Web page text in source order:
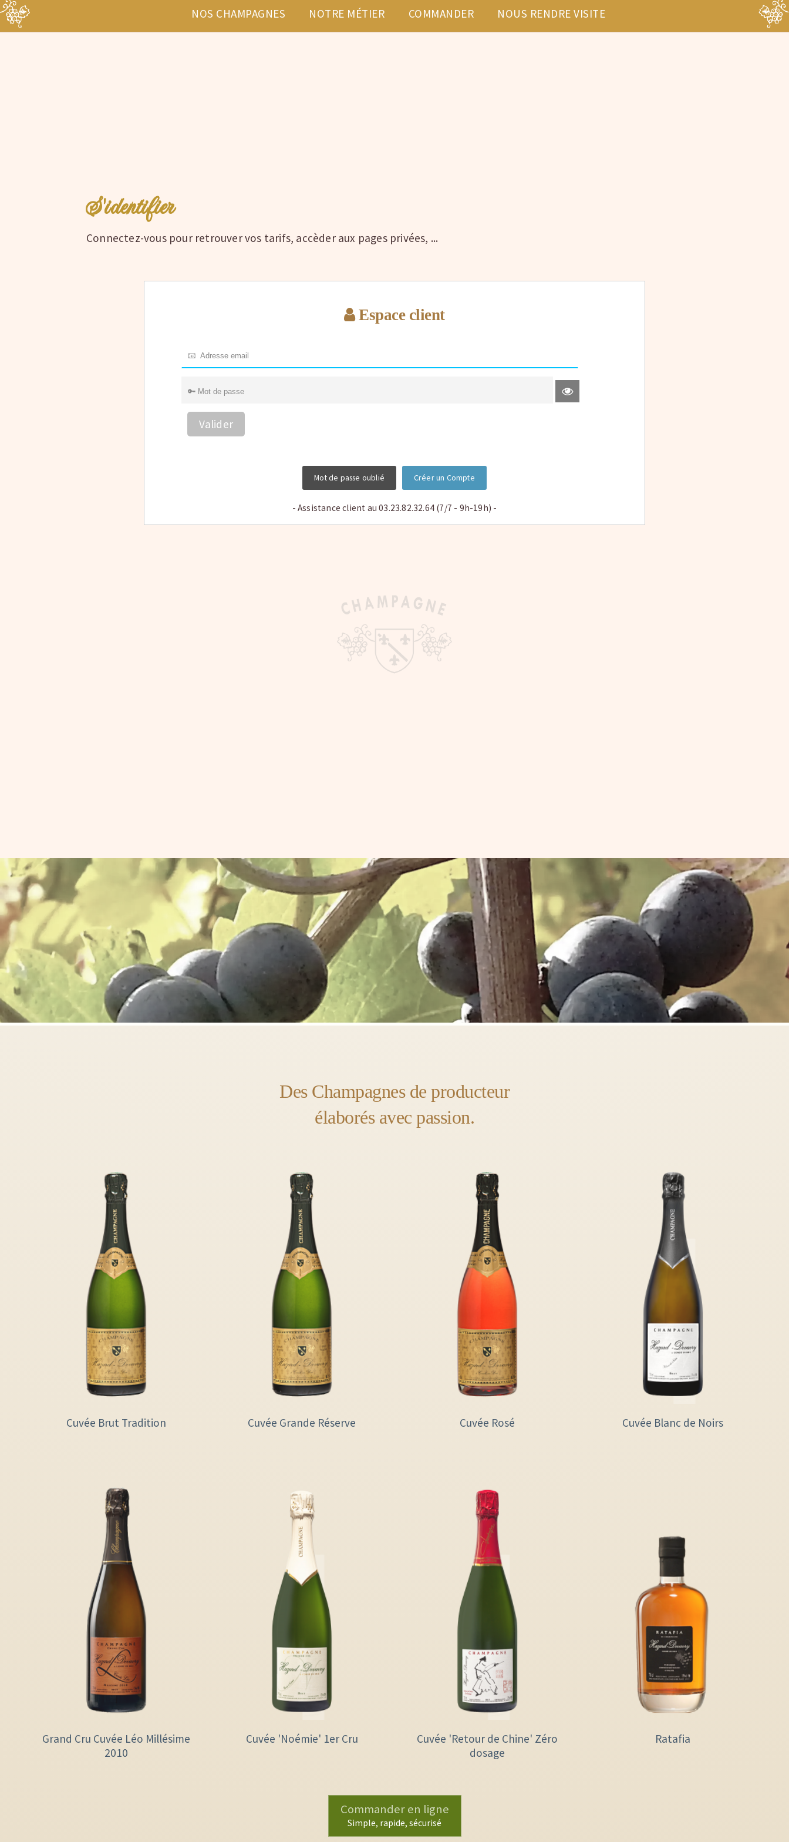
NOS CHAMPAGNES NOTRE MÉTIER COMMANDER NOUS RENDRE VISITE
S'identifier
Connectez-vous pour retrouver vos tarifs, accèder aux pages privées, ...
Espace client
Valider
Mot de passe oublié Créer un Compte
- Assistance client au 03.23.82.32.64 (7/7 - 9h-19h) -
Des Champagnes de producteur
élaborés avec passion.
Cuvée Brut Tradition Cuvée Grande Réserve Cuvée Rosé Cuvée Blanc de Noirs
Grand Cru Cuvée Léo Millésime
2010
Cuvée 'Noémie' 1er Cru
Cuvée 'Retour de Chine' Zéro
dosage
Ratafia
Commander en ligne
Simple, rapide, sécurisé